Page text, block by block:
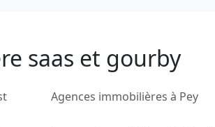
saas et gourby
Agences immobilières à Pey